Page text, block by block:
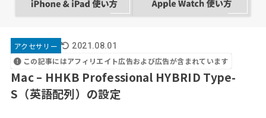
アクセサリー 2021.08.01
この記事にはアフィリエイト広告および広告が含まれています
Mac – HHKB Professional HYBRID Type-
S（英語配列）の設定